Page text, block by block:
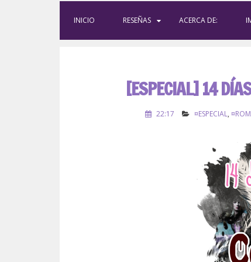
INICIO RESEÑAS ACERCA DE:
[ESPECIAL] 14
22:17 ¤ESPECIAL,